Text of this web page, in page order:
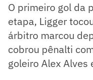
​O primeiro gol da
etapa, Ligger
árbitro marcou
cobrou pênalti
goleiro Alex Alves